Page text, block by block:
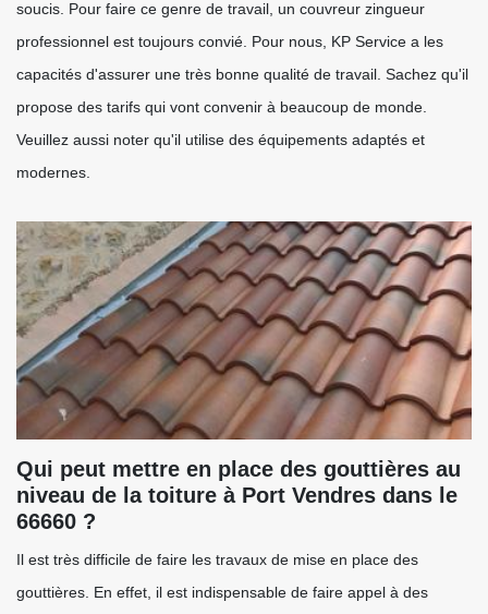
soucis. Pour faire ce genre de travail, un couvreur zingueur
professionnel est toujours convié. Pour nous, KP Service a les
capacités d'assurer une très bonne qualité de travail. Sachez qu'il
propose des tarifs qui vont convenir à beaucoup de monde.
Veuillez aussi noter qu'il utilise des équipements adaptés et
modernes.
Qui peut mettre en place des gouttières au
niveau de la toiture à Port Vendres dans le
66660 ?
Il est très difficile de faire les travaux de mise en place des
gouttières. En effet, il est indispensable de faire appel à des